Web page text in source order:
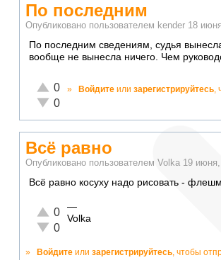
По последним
Опубликовано пользователем kender 18
По последним сведениям, судья
вообще не вынесла ничего. Чем
Отлично!
0
Неадекватно!
0
» Войдите или зарегистрируйтесь
Всё равно
Опубликовано пользователем Volka 19
Всё равно косуху надо рисовать -
Отлично!
0
Неадекватно!
0
—
Volka
» Войдите или зарегистрируйтесь, чтобы